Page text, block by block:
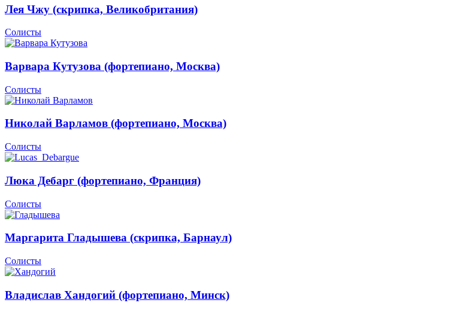
Лея Чжу (скрипка, Великобритания)
Солисты
Варвара Кутузова (фортепиано, Москва)
Солисты
Николай Варламов (фортепиано, Москва)
Солисты
Люка Дебарг (фортепиано, Франция)
Солисты
Маргарита Гладышева (скрипка, Барнаул)
Солисты
Владислав Хандогий (фортепиано, Минск)